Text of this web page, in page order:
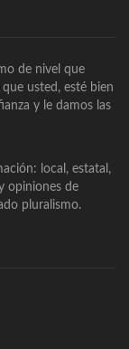
de nivel que
usted, esté bien
y le damos las
local, estatal,
opiniones de
pluralismo.